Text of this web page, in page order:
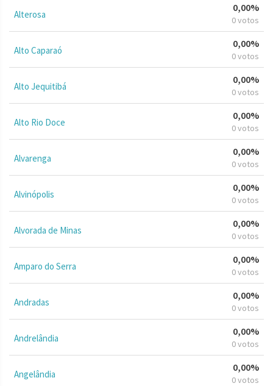
Alterosa
0,00%
0 votos
Alto Caparaó
0,00%
0 votos
Alto Jequitibá
0,00%
0 votos
Alto Rio Doce
0,00%
0 votos
Alvarenga
0,00%
0 votos
Alvinópolis
0,00%
0 votos
Alvorada de Minas
0,00%
0 votos
Amparo do Serra
0,00%
0 votos
Andradas
0,00%
0 votos
Andrelândia
0,00%
0 votos
Angelândia
0,00%
0 votos